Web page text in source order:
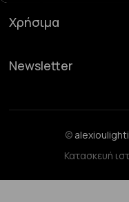
Χρήσιμα
Newsletter
©
Κατασκευή